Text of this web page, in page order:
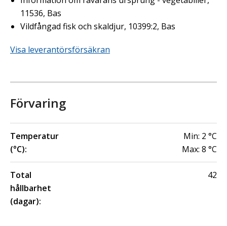
11536, Bas
Vildfångad fisk och skaldjur, 10399:2, Bas
Visa leverantörsförsäkran
Förvaring
Temperatur
(°C):
Min: 2 °C
Max: 8 °C
Total
hållbarhet
(dagar):
42